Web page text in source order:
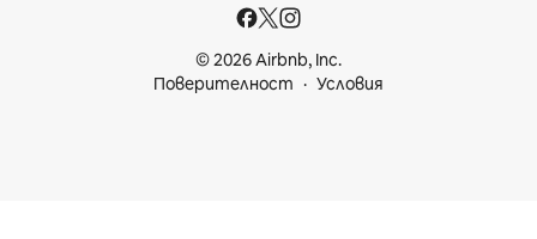
© 2026 Airbnb, Inc.
Поверителност
Условия